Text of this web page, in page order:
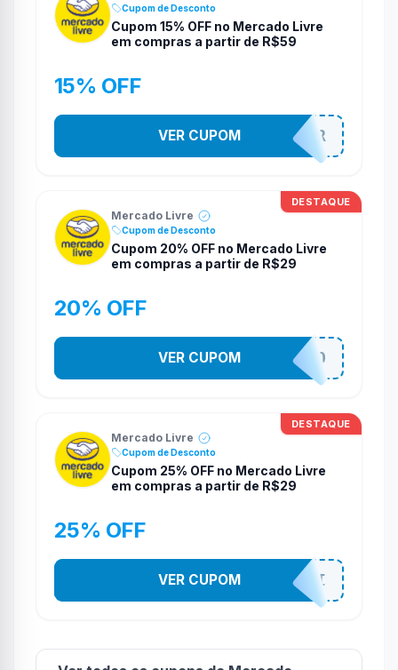
Cupom de Desconto
Cupom 15% OFF no Mercado Livre
em compras a partir de R$59
15% OFF
BRINCAR
VER CUPOM
DESTAQUE
Mercado Livre
Cupom de Desconto
Cupom 20% OFF no Mercado Livre
em compras a partir de R$29
20% OFF
SUPERPROMO
VER CUPOM
DESTAQUE
Mercado Livre
Cupom de Desconto
Cupom 25% OFF no Mercado Livre
em compras a partir de R$29
25% OFF
DESCOTOSMELI
VER CUPOM